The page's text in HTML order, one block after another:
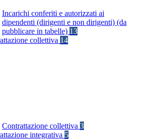
Incarichi conferiti e autorizzati ai
dipendenti (dirigenti e non dirigenti) (da
pubblicare in tabelle) 13
collettiva 14
Contrattazione collettiva 3
integrativa 5